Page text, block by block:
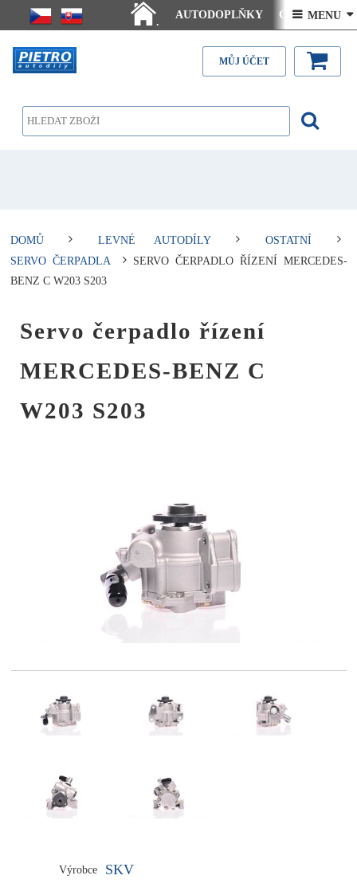
.
AUTODOPLŇKY Ceny doručení
Články - návody Kontakt
 MENU 
MŮJ ÚČET
DOMŮ LEVNÉ AUTODÍLY
OSTATNÍ
SERVO ČERPADLA
SERVO ČERPADLO ŘÍZENÍ MERCEDES-
BENZ C W203 S203
Servo čerpadlo řízení
MERCEDES-BENZ C
W203 S203
Výrobce SKV